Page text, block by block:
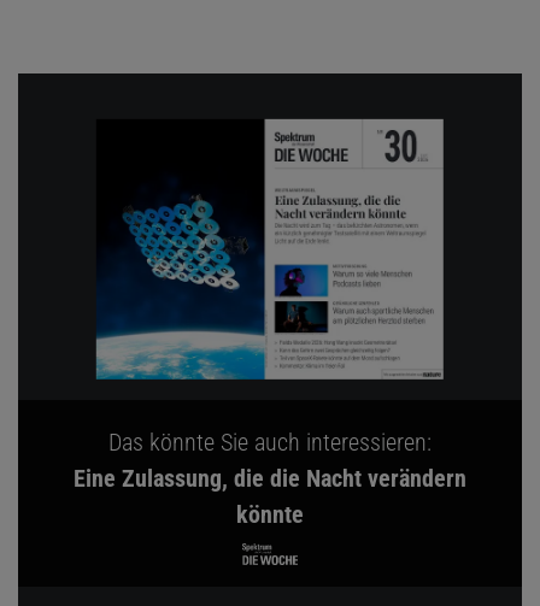
Das könnte Sie auch interessieren:
Eine Zulassung, die die Nacht verändern
könnte